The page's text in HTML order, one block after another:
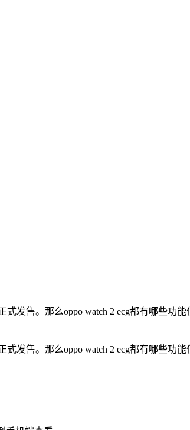
式发售。那么oppo watch 2 ecg都有哪些功
式发售。那么oppo watch 2 ecg都有哪些功